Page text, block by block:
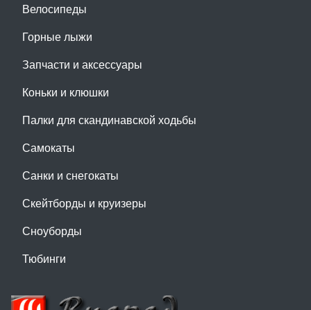
Велосипеды
Горные лыжи
Запчасти и аксессуары
Коньки и клюшки
Палки для скандинавской ходьбы
Самокаты
Санки и снегокаты
Скейтборды и круизеры
Сноуборды
Тюбинги